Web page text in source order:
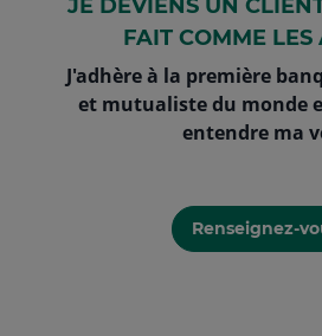
JE DEVIENS UN
FAIT COMME LES
J'adhère à la première
et mutualiste du monde
entendre ma
Renseignez-